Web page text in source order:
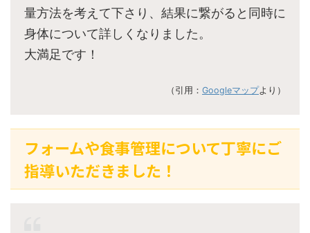
量方法を考えて下さり、結果に繋がると同時に
身体について詳しくなりました。
大満足です！
（引用： Googleマップより）
フォームや食事管理について丁寧にご
指導いただきました！